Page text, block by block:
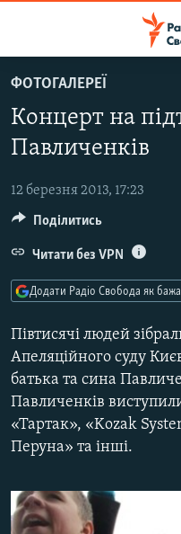
до
основного
матеріалу
до
навігації
Перейти
пошуку
ВСЕ ЗА ДОБУ
СТАТТІ
ПОЛІТИКА
ЕКОНОМІКА
СУСПІЛЬСТВО
КУЛЬТУРА
УКРАЇНА
СВІТ
ВІЙНА
РОСІЙСЬКА
ДОНБАС.РЕАЛІЇ
КРИМ.РЕАЛІЇ
СХЕМИ
КИТАЙ.ВИКЛИКИ
МУЛЬТИМЕДІА
ФОТО
ПОДКАСТИ
ФОТОГАЛЕРЕЇ
Концерт на
Павличенків
12 березня 2013, 17:23
Півтисячі людей
Апеляційного суду
батька та сина
Павличенків
«Тартак», «Kozak
Перуна» та інші.
Поділитись
Читати без VPN
Додати Радіо Свобода як